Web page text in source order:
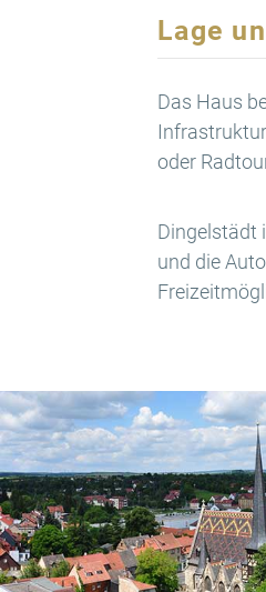
Lage
Das Haus
oder
Dingelstädt
und die